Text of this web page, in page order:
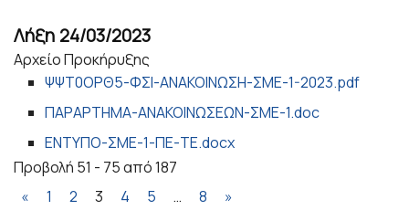
Λήξη 24/03/2023
Αρχείο Προκήρυξης
ΨΨΤ0ΟΡΘ5-ΦΣΙ-ΑΝΑΚΟΙΝΩΣΗ-ΣΜΕ-1-2023.pdf
ΠΑΡΑΡΤΗΜΑ-ΑΝΑΚΟΙΝΩΣΕΩΝ-ΣΜΕ-1.doc
ΕΝΤΥΠΟ-ΣΜΕ-1-ΠΕ-ΤΕ.docx
Προβολή 51 - 75 από 187
«
1 2 3 4 5 … 8 »